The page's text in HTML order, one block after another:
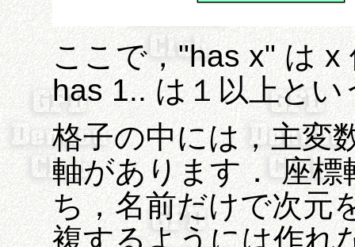
ここで，"has x" は x
has 1.. は１以上とい
格子の中には，主変
軸があります． 座
ち，名前だけで次元
複するようには作れ